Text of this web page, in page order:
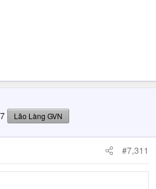
Lão Làng GVN
#7,311